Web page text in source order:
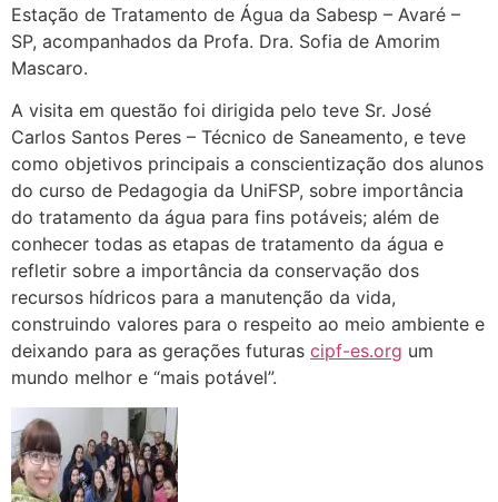
Estação de Tratamento de Água da Sabesp – Avaré –
SP, acompanhados da Profa. Dra. Sofia de Amorim
Mascaro.
A visita em questão foi dirigida pelo teve Sr. José
Carlos Santos Peres – Técnico de Saneamento, e teve
como objetivos principais a conscientização dos alunos
do curso de Pedagogia da UniFSP, sobre importância
do tratamento da água para fins potáveis; além de
conhecer todas as etapas de tratamento da água e
refletir sobre a importância da conservação dos
recursos hídricos para a manutenção da vida,
construindo valores para o respeito ao meio ambiente e
deixando para as gerações futuras cipf-es.org um
mundo melhor e “mais potável”.